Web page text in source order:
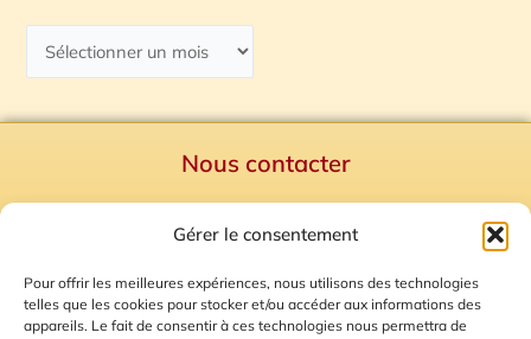
Gérer le consentement
Pour offrir les meilleures expériences, nous utilisons des technologies
telles que les cookies pour stocker et/ou accéder aux informations des
appareils. Le fait de consentir à ces technologies nous permettra de
Nous contacter
Mentions Légales
Plan du site
Gestion des Cookies